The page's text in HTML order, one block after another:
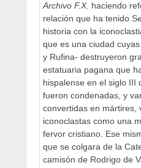
Archivo F.X. haciendo
relación que ha tenido
historia con la
que es una ciudad
y Rufina- destruyeron
estatuaria pagana que
hispalense en el siglo III
fueron condenadas, y
convertidas en mártires,
iconoclastas como una
fervor cristiano. Ese
que se colgara de la
camisón de Rodrigo de